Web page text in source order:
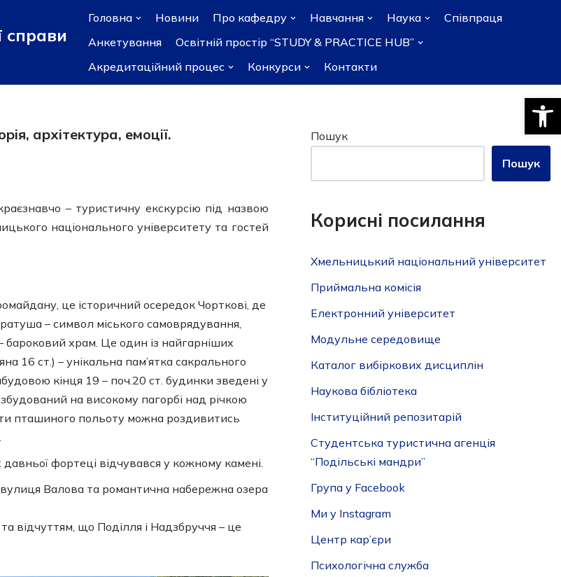
справи
Головна Новини Про кафедру Навчання Наука
Співпраця
Анкетування
Освітній простір “STUDY & PRACTICE HUB”
Акредитаційний процес
Конкурси Контакти
архітектура, емоції.
– туристичну екскурсію під назвою
національного університету та гостей
це історичний осередок Чорткові, де
– символ міського самоврядування,
бароковий храм. Це один із найгарніших
16 ст.) – унікальна пам’ятка сакрального
кінця 19 – поч.20 ст. будинки зведені у
на високому пагорбі над річкою
пташиного польоту можна роздивитись
фортеці відчувався у кожному камені.
Валова та романтична набережна озера
відчуттям, що Поділля і Надзбруччя – це
Пошук
Пошук
Корисні посилання
Хмельницький національний університет
Приймальна комісія
Електронний університет
Модульне середовище
Каталог вибіркових дисциплін
Наукова бібліотека
Інституційний репозитарій
Студентська туристична агенція
“Подільські мандри”
Група у Facebook
Ми у Instagram
Центр кар’єри
Психологічна служба